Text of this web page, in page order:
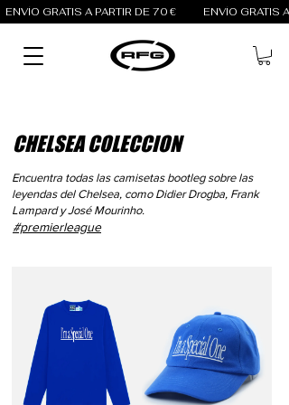
ENVÍO GRATIS A PARTIR DE 70 €
CHELSEA COLECCION
Encuentra todas las camisetas bootleg sobre las
leyendas del Chelsea, como Didier Drogba, Frank
Lampard y José Mourinho.
#premierleague